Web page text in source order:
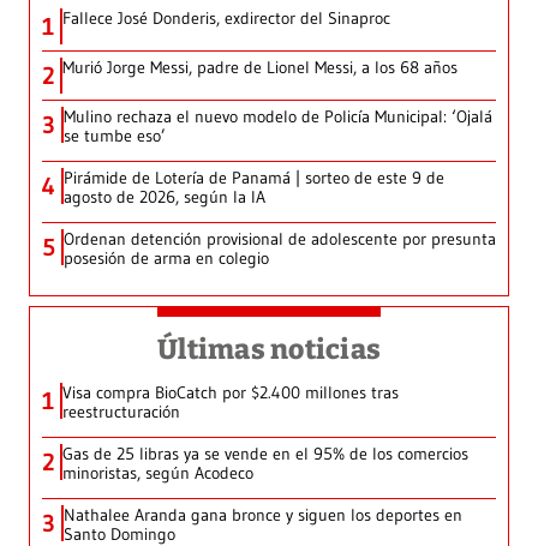
1 Fallece José Donderis, exdirector del Sinaproc
2 Murió Jorge Messi, padre de Lionel Messi, a los 68 años
3 Mulino rechaza el nuevo modelo de Policía Municipal: ‘Ojalá
se tumbe eso’
4 Pirámide de Lotería de Panamá | sorteo de este 9 de
agosto de 2026, según la IA
5 Ordenan detención provisional de adolescente por presunta
posesión de arma en colegio
Últimas noticias
1 Visa compra BioCatch por $2.400 millones tras
reestructuración
2 Gas de 25 libras ya se vende en el 95% de los comercios
minoristas, según Acodeco
3 Nathalee Aranda gana bronce y siguen los deportes en
Santo Domingo